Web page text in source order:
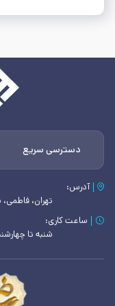
دسترسی سریع
آدرس:
تهران، فاطمی،
ساعت کاری:
شنبه تا چهارشنبه ۸:۳۰ تا ۱۷ و پنج‌شنبه